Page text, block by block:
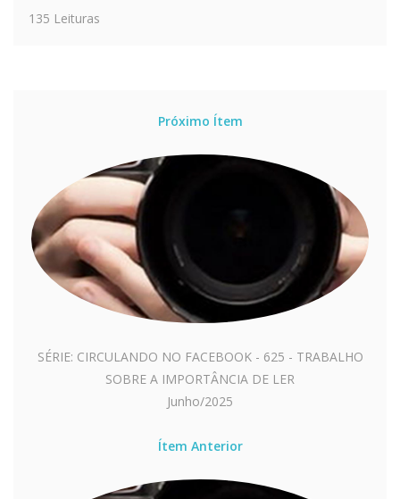
135 Leituras
Próximo Ítem
SÉRIE: CIRCULANDO NO FACEBOOK - 625 - TRABALHO
SOBRE A IMPORTÂNCIA DE LER
Junho/2025
Ítem Anterior